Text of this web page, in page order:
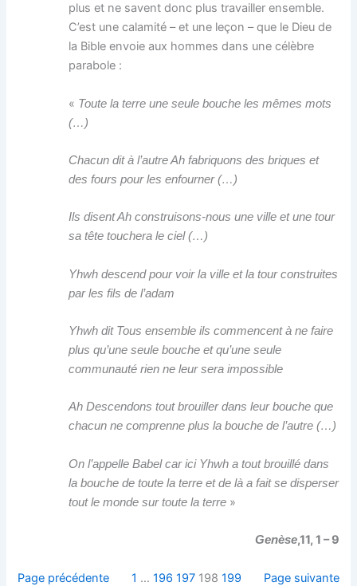
plus et ne savent donc plus travailler ensemble.
C’est une calamité – et une leçon – que le Dieu de
la Bible envoie aux hommes dans une célèbre
parabole :
« Toute la terre une seule bouche les mêmes mots
(…)
Chacun dit à l’autre Ah fabriquons des briques et
des fours pour les enfourner (…)
Ils disent Ah construisons-nous une ville et une tour
sa tête touchera le ciel (…)
Yhwh descend pour voir la ville et la tour construites
par les fils de l’adam
Yhwh dit Tous ensemble ils commencent à ne faire
plus qu’une seule bouche et qu’une seule
communauté rien ne leur sera impossible
Ah Descendons tout brouiller dans leur bouche que
chacun ne comprenne plus la bouche de l’autre (…)
On l’appelle Babel car ici Yhwh a tout brouillé dans
la bouche de toute la terre et de là a fait se disperser
tout le monde sur toute la terre »
Genèse,11, 1 – 9
Page précédente 1 … 196 197 198 199 Page suivante